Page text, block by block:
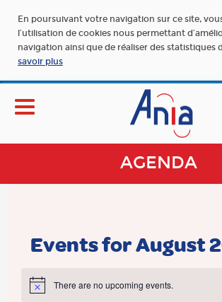
En poursuivant votre navigation sur ce site,
l’utilisation de cookies nous permettant
navigation ainsi que de réaliser des statistiques
savoir plus
AGENDA
Events for August
Notice There are no upcoming events.